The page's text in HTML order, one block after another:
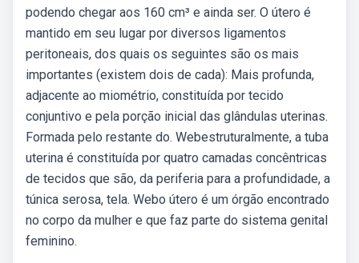
podendo chegar aos 160 cm³ e ainda ser. O útero é
mantido em seu lugar por diversos ligamentos
peritoneais, dos quais os seguintes são os mais
importantes (existem dois de cada): Mais profunda,
adjacente ao miométrio, constituída por tecido
conjuntivo e pela porção inicial das glândulas uterinas.
Formada pelo restante do. Webestruturalmente, a tuba
uterina é constituída por quatro camadas concêntricas
de tecidos que são, da periferia para a profundidade, a
túnica serosa, tela. Webo útero é um órgão encontrado
no corpo da mulher e que faz parte do sistema genital
feminino.